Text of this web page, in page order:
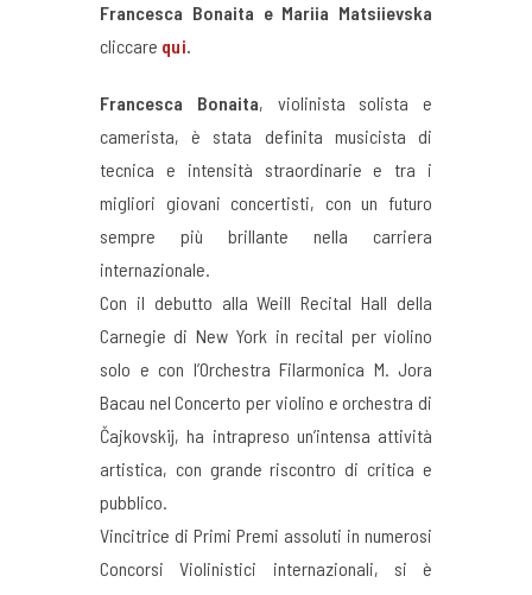
Francesca Bonaita e Mariia Matsiievska
cliccare qui.
Francesca Bonaita, violinista solista e
camerista, è stata definita musicista di
tecnica e intensità straordinarie e tra i
migliori giovani concertisti, con un futuro
sempre più brillante nella carriera
internazionale.
Con il debutto alla Weill Recital Hall della
Carnegie di New York in recital per violino
solo e con l’Orchestra Filarmonica M. Jora
Bacau nel Concerto per violino e orchestra di
Čajkovskij, ha intrapreso un’intensa attività
artistica, con grande riscontro di critica e
pubblico.
Vincitrice di Primi Premi assoluti in numerosi
Concorsi Violinistici internazionali, si è